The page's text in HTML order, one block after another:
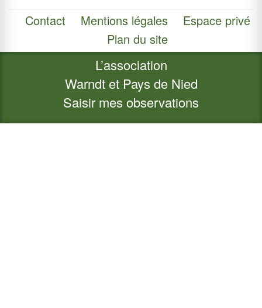
Contact Mentions légales
Espace privé
Plan du site
L’association
Warndt et Pays de Nied
Saisir mes observations